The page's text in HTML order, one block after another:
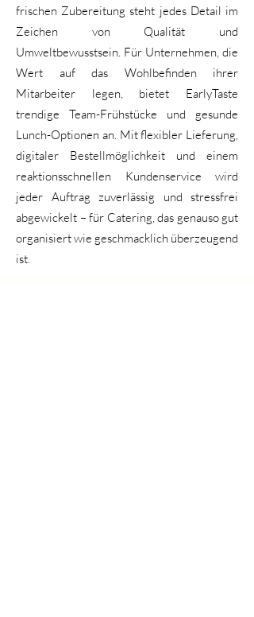
frischen Zubereitung steht jedes Detail im
Zeichen von Qualität und
Umweltbewusstsein. Für Unternehmen, die
Wert auf das Wohlbefinden ihrer
Mitarbeiter legen, bietet EarlyTaste
trendige Team-Frühstücke und gesunde
Lunch-Optionen an. Mit flexibler Lieferung,
digitaler Bestellmöglichkeit und einem
reaktionsschnellen Kundenservice wird
jeder Auftrag zuverlässig und stressfrei
abgewickelt – für Catering, das genauso gut
organisiert wie geschmacklich überzeugend
ist.